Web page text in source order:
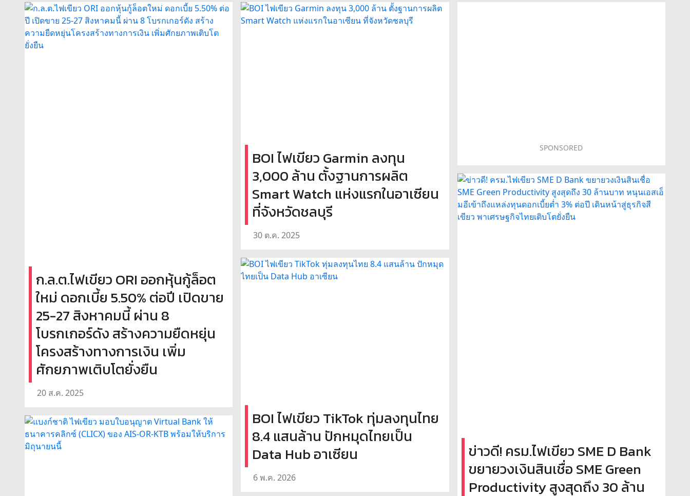
ก.ล.ต.ไฟเขียว ORI ออกหุ้นกู้ล็อต
ใหม่ ดอกเบี้ย 5.50% ต่อปี เปิดขาย
25-27 สิงหาคมนี้ ผ่าน 8
โบรกเกอร์ดัง สร้างความยืดหยุ่น
โครงสร้างทางการเงิน เพิ่ม
ศักยภาพเติบโตยั่งยืน
20 ส.ค. 2025
BOI ไฟเขียว Garmin ลงทุน
3,000 ล้าน ตั้งฐานการผลิต
Smart Watch แห่งแรกในอาเซียน
ที่จังหวัดชลบุรี
30 ต.ค. 2025
SPONSORED
ข่าวดี! ครม.ไฟเขียว SME D Bank
ขยายวงเงินสินเชื่อ SME Green
Productivity สูงสุดถึง 30 ล้าน
BOI ไฟเขียว TikTok ทุ่มลงทุนไทย
8.4 แสนล้าน ปักหมุดไทยเป็น
Data Hub อาเซียน
6 พ.ค. 2026